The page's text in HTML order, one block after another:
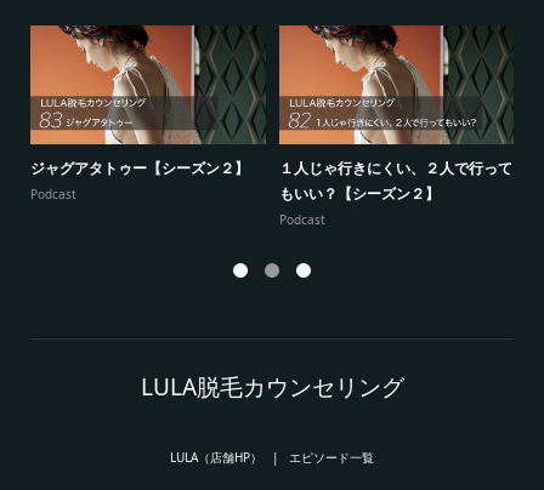
ジャグアタトゥー【シーズン２】
Podcast
１人じゃ行きにくい、２人で行って
もいい？【シーズン２】
Podcast
LULA脱毛カウンセリング
LULA（店舗HP） エピソード一覧